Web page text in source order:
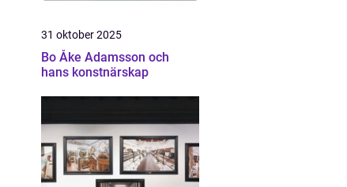
31 oktober 2025
Bo Åke Adamsson och
hans konstnärskap